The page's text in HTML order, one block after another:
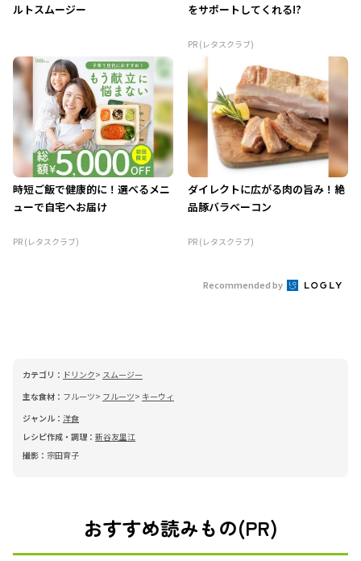
ルトスムージー
をサポートしてくれる!?
PR (レタスクラブ)
時短ご飯で健康的に！選べるメニ
ューで自宅へお届け
PR (レタスクラブ)
ダイレクトに広がる肉の旨み！絶
品豚バラベーコン
PR (レタスクラブ)
Recommended by
カテゴリ： ドリンク
スムージー
主な食材： フルーツ フルーツ
キーウィ
ジャンル： 洋食
レシピ作成・調理： 新谷友里江
撮影： 宗田育子
おすすめ読みもの(PR)